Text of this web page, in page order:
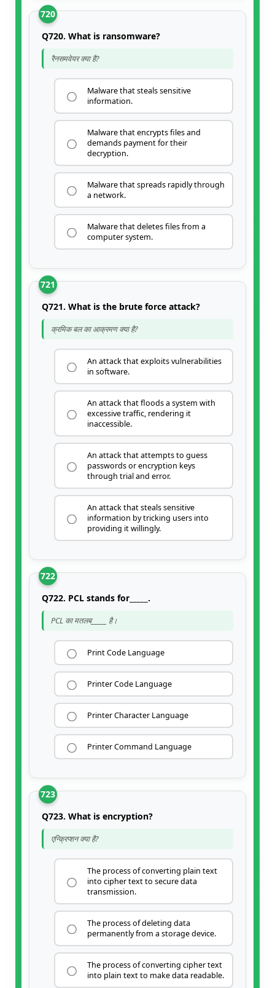
720
Q720. What is ransomware?
रैनसमवेयर क्या है?
Malware that steals sensitive
information.
Malware that encrypts files and
demands payment for their
decryption.
Malware that spreads rapidly through
a network.
Malware that deletes files from a
computer system.
721
Q721. What is the brute force attack?
क्रमिक बल का आक्रमण क्या है?
An attack that exploits vulnerabilities
in software.
An attack that floods a system with
excessive traffic, rendering it
inaccessible.
An attack that attempts to guess
passwords or encryption keys
through trial and error.
An attack that steals sensitive
information by tricking users into
providing it willingly.
722
Q722. PCL stands for_____.
PCL का मतलब_____ है।
Print Code Language
Printer Code Language
Printer Character Language
Printer Command Language
723
Q723. What is encryption?
एन्क्रिप्शन क्या है?
The process of converting plain text
into cipher text to secure data
transmission.
The process of deleting data
permanently from a storage device.
The process of converting cipher text
into plain text to make data readable.